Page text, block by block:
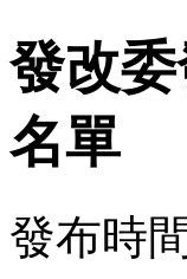
發改
名單
發布時